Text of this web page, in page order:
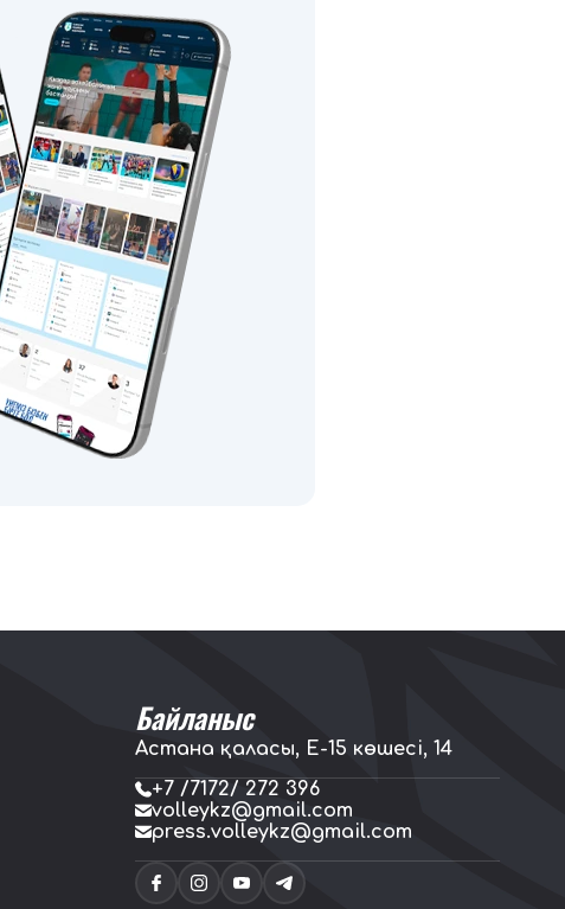
Байланыс
Астана қаласы, E-15 көшесі, 14
+7 /7172/ 272 396
volleykz@gmail.com
press.volleykz@gmail.com